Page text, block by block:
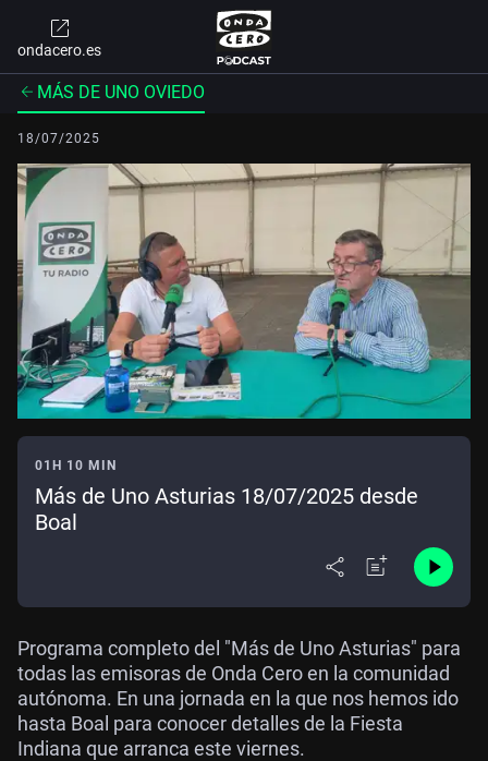
ondacero.es
MÁS DE UNO OVIEDO
18/07/2025
01H 10 MIN
Más de Uno Asturias 18/07/2025 desde
Boal
Programa completo del "Más de Uno Asturias" para
todas las emisoras de Onda Cero en la comunidad
autónoma. En una jornada en la que nos hemos ido
hasta Boal para conocer detalles de la Fiesta
Indiana que arranca este viernes.